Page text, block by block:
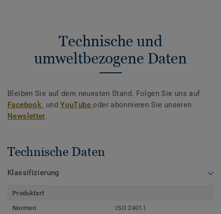
Technische und
umweltbezogene Daten
Bleiben Sie auf dem neuesten Stand. Folgen Sie uns auf
Facebook undYouTubeoder abonnieren Sie unseren
Newsletter.
Technische Daten
Klassifizierung
Produktart
Normen
ISO 24011